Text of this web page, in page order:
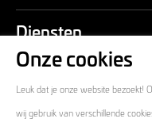
Diensten
Contact
Onze cookies
Leuk dat je onze website bezoekt!
wij gebruik van verschillende